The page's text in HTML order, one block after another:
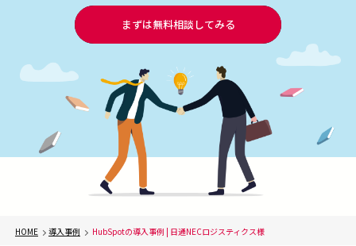
まずは無料相談してみる
HOME 導入事例 HubSpotの導入事例 | 日通NECロジスティクス様